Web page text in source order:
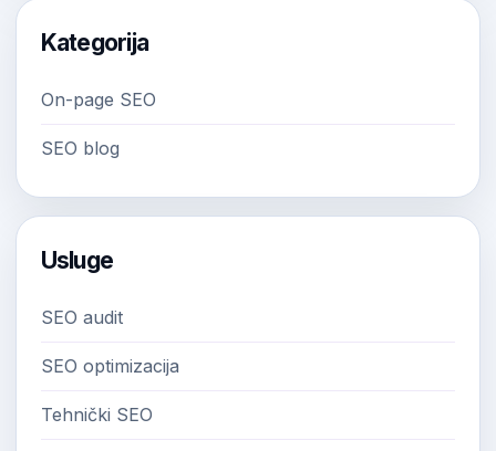
Kategorija
On-page SEO
SEO blog
Usluge
SEO audit
SEO optimizacija
Tehnički SEO